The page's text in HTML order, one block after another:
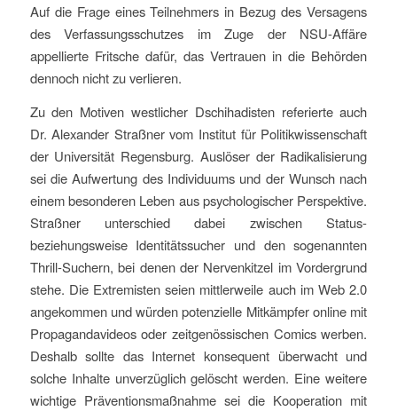
Auf die Frage eines Teilnehmers in Bezug des Versagens
des Verfassungsschutzes im Zuge der NSU-Affäre
appellierte Fritsche dafür, das Vertrauen in die Behörden
dennoch nicht zu verlieren.
Zu den Motiven westlicher Dschihadisten referierte auch
Dr. Alexander Straßner vom Institut für Politikwissenschaft
der Universität Regensburg. Auslöser der Radikalisierung
sei die Aufwertung des Individuums und der Wunsch nach
einem besonderen Leben aus psychologischer Perspektive.
Straßner unterschied dabei zwischen Status-
beziehungsweise Identitätssucher und den sogenannten
Thrill-Suchern, bei denen der Nervenkitzel im Vordergrund
stehe. Die Extremisten seien mittlerweile auch im Web 2.0
angekommen und würden potenzielle Mitkämpfer online mit
Propagandavideos oder zeitgenössischen Comics werben.
Deshalb sollte das Internet konsequent überwacht und
solche Inhalte unverzüglich gelöscht werden. Eine weitere
wichtige Präventionsmaßnahme sei die Kooperation mit